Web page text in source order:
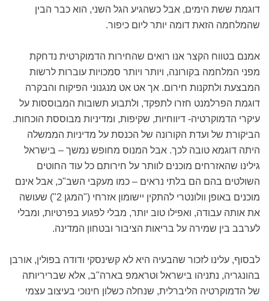
דוגמת ששת הימים, אבל כשהגיע הגל השני, הוא כבר הבין
שהמלחמה הזאת דומה יותר ליום כיפור.
אמנם בטווח הקצר אנו רואים שהחירות הדמוקרטית נדחקת
מפני המלחמה בקורונה, ויותר ויותר סמכויות עוברות לרשות
המבצעת ולתקנות חירום. אך אט אט מנגנוני הפיקוח והבקרה
דוגמת הפרלמנט חזרו לתפקד, ולתבוע תשובות המבוססות על
עיקרי הדמוקרטיה- דיווחיות, שקיפות, ומדיניות מבוססת הוכחות.
הביקורת של ועדת הקורונה של הכנסת על מדיניות הממשלה
היתה דוגמא טובה לכך. אבל המנוס מחופש נמשך – בישראל
גילינו שהאזרחים מוכנים לוותר על חירותם כל עוד החוטים
השולטים בהם הם בלתי נראים – כמו מעקבי השב"כ, אבל אינם
מוכנים באופן וולונטרי להתקין יישומון אזרחי ("המגן 2") שעושה
את אותה עבודה, ואפילו טוב יותר, מבלי לפגוע בפרטיות, ומבלי
לערבב בין שמירה על בריאות הציבור ובטחון המדינה.
לבסוף, עלינו לזכור שהבעיה היא לא קשינסקי ודודה בפולין, אורבן
בהונגריה, נתניהו בישראל וטראמפ בארה"ב, אלא שבריריותה
של הדמוקרטיה הליברלית, שנחלה כשלון חינוכי בעיצוב עצמי